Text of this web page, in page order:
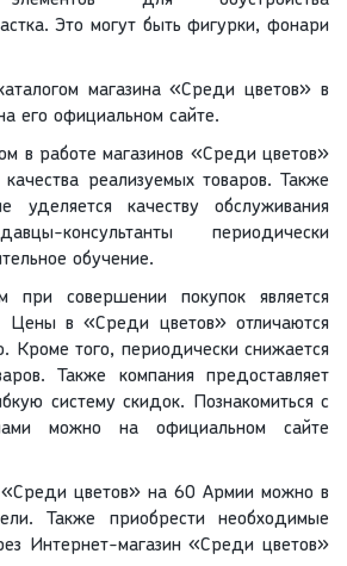
Это могут быть фигурки, фонари
магазина «Среди цветов» в
его официальном сайте.
в работе магазинов «Среди цветов»
качества реализуемых товаров. Также
уделяется качеству обслуживания
консультанты периодически
обучение.
при совершении покупок является
Цены в «Среди цветов» отличаются
Кроме того, периодически снижается
Также компания предоставляет
систему скидок. Познакомиться с
можно на официальном сайте
«Среди цветов» на 60 Армии можно в
Также приобрести необходимые
Интернет-магазин «Среди цветов»